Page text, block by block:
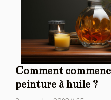
Comment
peinture à huile ?